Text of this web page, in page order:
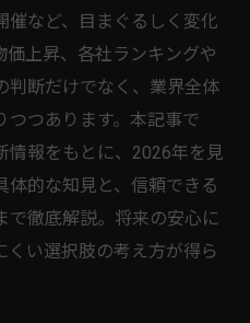
催など、目まぐるしく変化
価上昇、各社ランキングや
判断だけでなく、業界全体
つつあります。本記事で
情報をもとに、2026年を見
体的な知見と、信頼できる
で徹底解説。将来の安心に
くい選択肢の考え方が得ら